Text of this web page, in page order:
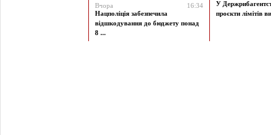
Вчора
16:34
Нацполіція забезпечила
відшкодування до бюджету понад
8 ...
У
проєкти лімітів